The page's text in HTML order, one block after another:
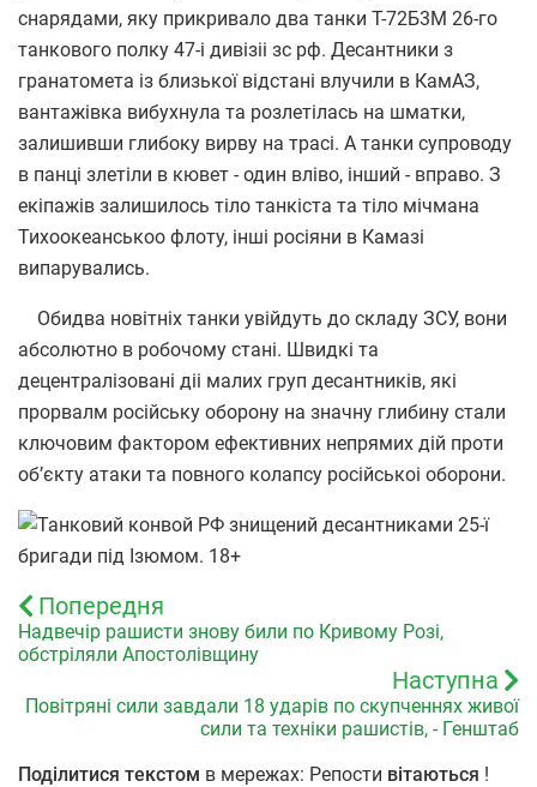
снарядами, яку прикривало два танки Т-72Б3М 26-го
танкового полку 47-і дивізіі зс рф. Десантники з
гранатомета із близької відстані влучили в КамАЗ,
вантажівка вибухнула та розлетілась на шматки,
залишивши глибоку вирву на трасі. А танки супроводу
в панці злетіли в кювет - один вліво, інший - вправо. З
екіпажів залишилось тіло танкіста та тіло мічмана
Тихоокеанськоо флоту, інші росіяни в Камазі
випарувались.
Обидва новітніх танки увійдуть до складу ЗСУ, вони
абсолютно в робочому стані. Швидкі та
децентралізовані діі малих груп десантників, які
прорвалм російську оборону на значну глибину стали
ключовим фактором ефективних непрямих дій проти
об’єкту атаки та повного колапсу російськоі оборони.
Попередня
Надвечір рашисти знову били по Кривому Розі,
обстріляли Апостолівщину
Наступна
Повітряні сили завдали 18 ударів по скупченнях живої
сили та техніки рашистів, - Генштаб
Поділитися текстом в мережах: Репости вітаються !